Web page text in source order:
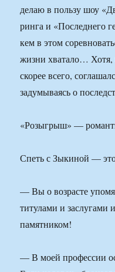
делаю в пользу шоу
ринга и «Последнего
кем в этом
жизни хватало… Хотя,
скорее всего,
задумываясь о
«Розыгрыш» —
Спеть с Зыкиной — это
— Вы о возрасте
титулами и заслугами
памятником!
— В моей профессии